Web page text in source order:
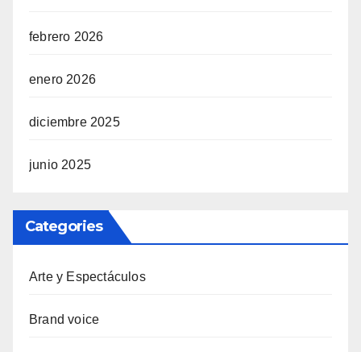
febrero 2026
enero 2026
diciembre 2025
junio 2025
Categories
Arte y Espectáculos
Brand voice